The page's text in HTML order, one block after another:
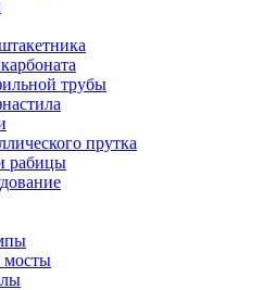
трубы
прутка
рабицы
мосты